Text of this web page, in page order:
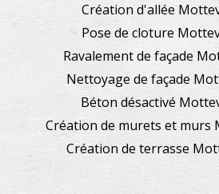
Création d'allée
Pose de cloture
Ravalement de façade
Nettoyage de façade
Béton désactivé
Création de murets et murs
Création de terrasse